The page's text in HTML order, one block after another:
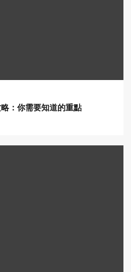
：你需要知道的重點